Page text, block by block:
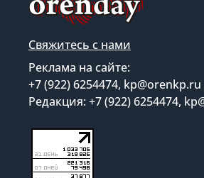
Свяжитесь с нами
Реклама на сайте:
+7 (922) 6254474, kp@orenkp.ru
Редакция: +7 (922) 6254474,